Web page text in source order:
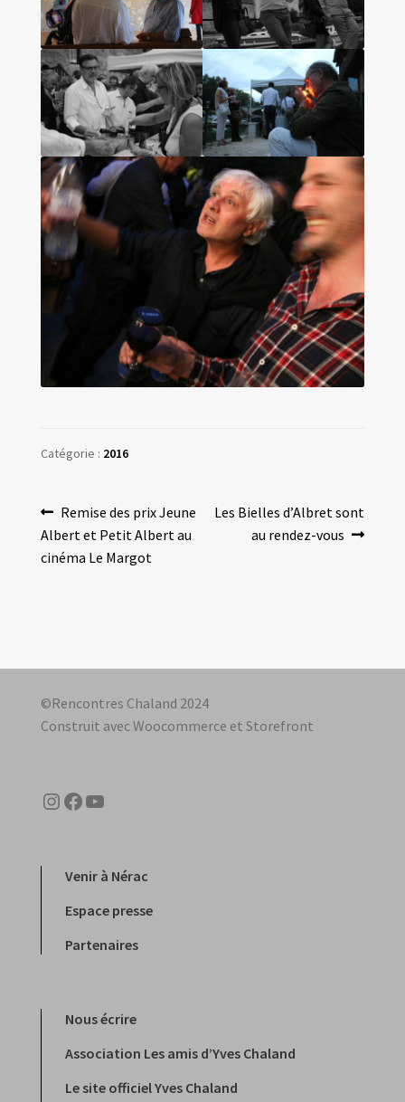
Catégorie : 2016
Navigation
de
Article
précédent :
Remise des prix Jeune
Albert et Petit Albert au
cinéma Le Margot
Article
suivant :
Les Bielles d’Albret sont
au rendez-vous
©Rencontres Chaland 2024
Construit avec Woocommerce et Storefront
Instagram
Facebook
YouTube
Venir à Nérac
Espace presse
Partenaires
Nous écrire
Association Les amis d’Yves Chaland
Le site officiel Yves Chaland